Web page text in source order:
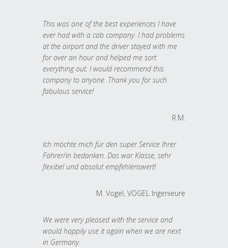
This was one of the best experiences I have
ever had with a cab company. I had problems
at the airport and the driver stayed with me
for over an hour and helped me sort
everything out. I would recommend this
company to anyone. Thank you for such
fabulous service!
R.M.
Ich möchte mich für den super Service Ihrer
Fahrer/in bedanken. Das war Klasse, sehr
flexibel und absolut empfehlenswert!
M. Vogel, VOGEL Ingenieure
We were very pleased with the service and
would happily use it again when we are next
in Germany.